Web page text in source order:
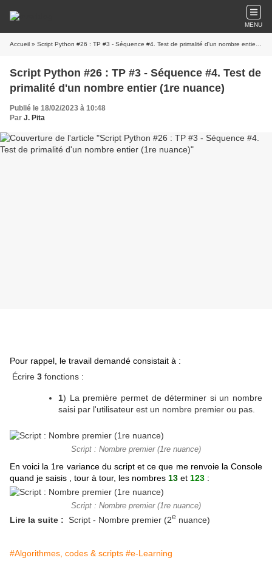
MENU
Accueil » Script Python #26 : TP #3 - Séquence #4. Test de primalité d'un nombre entier (1re nuance)
Script Python #26 : TP #3 - Séquence #4. Test de
primalité d'un nombre entier (1re nuance)
Publié le 18/02/2023 à 10:48
Par J. Pita
Pour rappel, le travail demandé consistait à :
Écrire 3 fonctions :
1) La première permet de déterminer si un nombre
saisi par l'utilisateur est un nombre premier ou pas.
Script : Nombre premier (1re nuance)
En voici la 1re variance du script et ce que me renvoie la Console
quand je saisis , tour à tour, les nombres 13 et 123 :
Script : Nombre premier (1re nuance)
Lire la suite : Script - Nombre premier (2e nuance)
#Algorithmes, codes & scripts #e-Learning